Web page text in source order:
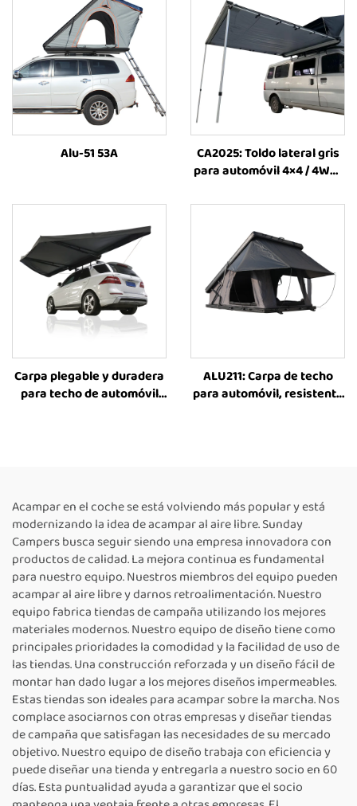
Alu-51 53A
CA2025: Toldo lateral gris
para automóvil 4×4 / 4WD,
viajes familiares y
toldo lateral retráctil para
SUV
Carpa plegable y duradera
para techo de automóvil
ALU211: Carpa de techo
para automóvil, resistente
Acampar en el coche se está volviendo más popular y está
modernizando la idea de acampar al aire libre. Sunday
Campers busca seguir siendo una empresa innovadora con
productos de calidad. La mejora continua es fundamental
para nuestro equipo. Nuestros miembros del equipo pueden
acampar al aire libre y darnos retroalimentación. Nuestro
equipo fabrica tiendas de campaña utilizando los mejores
materiales modernos. Nuestro equipo de diseño tiene como
principales prioridades la comodidad y la facilidad de uso de
las tiendas. Una construcción reforzada y un diseño fácil de
montar han dado lugar a los mejores diseños impermeables.
Estas tiendas son ideales para acampar sobre la marcha. Nos
complace asociarnos con otras empresas y diseñar tiendas
de campaña que satisfagan las necesidades de su mercado
objetivo. Nuestro equipo de diseño trabaja con eficiencia y
puede diseñar una tienda y entregarla a nuestro socio en 60
días. Esta puntualidad ayuda a garantizar que el socio